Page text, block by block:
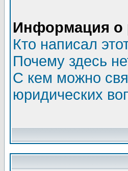
Информация о
Кто написал
Почему здесь
С кем можно
юридических